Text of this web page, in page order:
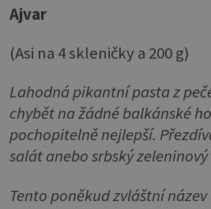
Ajvar
(Asi na 4 skleničky a 200 g)
Lahodná pikantní pasta z
chybět na žádné balkánské
pochopitelně nejlepší.
salát anebo srbský
Tento poněkud zvláštní